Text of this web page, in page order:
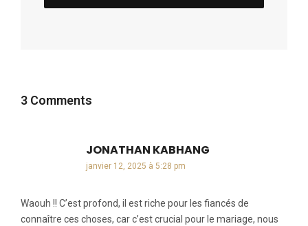
3 Comments
JONATHAN KABHANG
janvier 12, 2025 à 5:28 pm
Waouh !! C’est profond, il est riche pour les fiancés de
connaître ces choses, car c’est crucial pour le mariage, nous